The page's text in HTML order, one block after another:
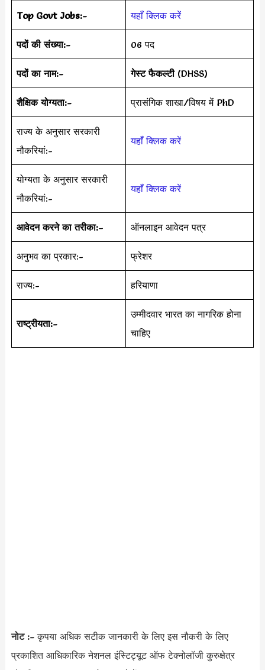
Top Govt Jobs:- यहाँ क्लिक करें
पदों की संख्या:- 06 पद
पदों का नाम:- गेस्ट फैकल्टी(DHSS)
शैक्षिक योग्यता:- प्रासंगिक शाखा/विषय में PhD
राज्य के अनुसार सरकारी
नौकरियां:-
यहाँ क्लिक करें
योग्यता के अनुसार सरकारी
नौकरियां:-
यहाँ क्लिक करें
आवेदन करने का तरीका:– ऑनलाइन आवेदन पत्र
अनुभव का प्रकार:- फ्रेशर
राज्य:- हरियाणा
राष्ट्रीयता:-
उम्मीदवार भारत का नागरिक होना
चाहिए
नोट :-कृपया अधिक सटीक जानकारी के लिए इस नौकरी के लिए
प्रकाशित आधिकारिक नेशनल इंस्टिट्यूट ऑफ टेक्नोलॉजी कुरुक्षेत्र